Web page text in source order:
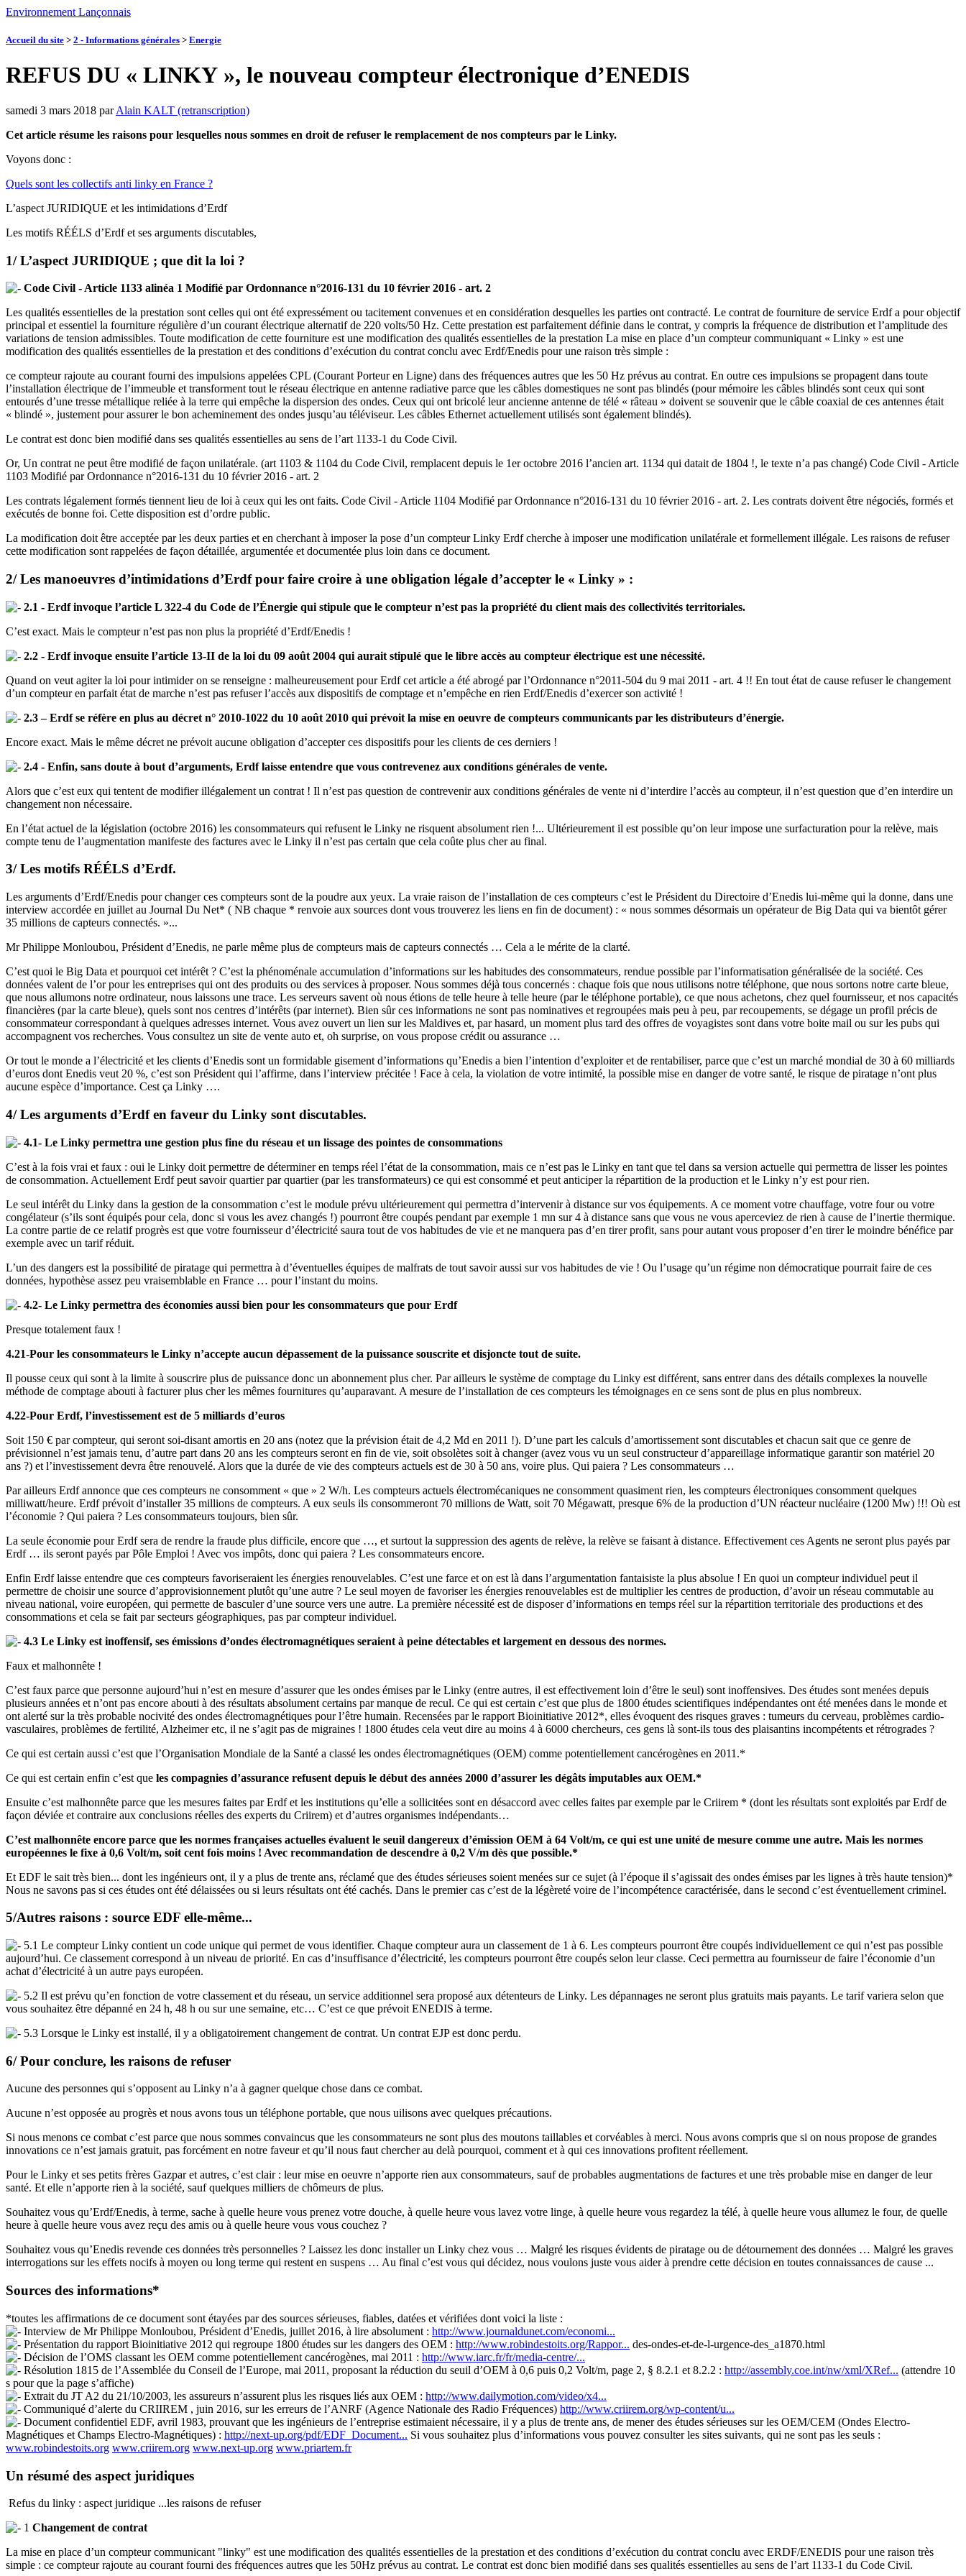
Environnement Lançonnais
Accueil du site > 2 - Informations générales > Energie
REFUS DU « LINKY », le nouveau compteur électronique d’ENEDIS
samedi 3 mars 2018 parAlain KALT (retranscription)
Cet article résume les raisons pour lesquelles nous sommes en droit de refuser le remplacement de nos compteurs par le Linky.
Voyons donc :
Quels sont les collectifs anti linky en France ?
L’aspect JURIDIQUE et les intimidations d’Erdf
Les motifs RÉÉLS d’Erdf et ses arguments discutables,
1/ L’aspect JURIDIQUE ; que dit la loi ?
Code Civil - Article 1133 alinéa 1 Modifié par Ordonnance n°2016-131 du 10 février 2016 - art. 2
Les qualités essentielles de la prestation sont celles qui ont été expressément ou tacitement convenues et en considération desquelles les parties ont contracté. Le contrat de fourniture de service Erdf a pour objectif
principal et essentiel la fourniture régulière d’un courant électrique alternatif de 220 volts/50 Hz. Cette prestation est parfaitement définie dans le contrat, y compris la fréquence de distribution et l’amplitude des
variations de tension admissibles. Toute modification de cette fourniture est une modification des qualités essentielles de la prestation La mise en place d’un compteur communiquant « Linky » est une
modification des qualités essentielles de la prestation et des conditions d’exécution du contrat conclu avec Erdf/Enedis pour une raison très simple :
ce compteur rajoute au courant fourni des impulsions appelées CPL (Courant Porteur en Ligne) dans des fréquences autres que les 50 Hz prévus au contrat. En outre ces impulsions se propagent dans toute
l’installation électrique de l’immeuble et transforment tout le réseau électrique en antenne radiative parce que les câbles domestiques ne sont pas blindés (pour mémoire les câbles blindés sont ceux qui sont
entourés d’une tresse métallique reliée à la terre qui empêche la dispersion des ondes. Ceux qui ont bricolé leur ancienne antenne de télé « râteau » doivent se souvenir que le câble coaxial de ces antennes était
« blindé », justement pour assurer le bon acheminement des ondes jusqu’au téléviseur. Les câbles Ethernet actuellement utilisés sont également blindés).
Le contrat est donc bien modifié dans ses qualités essentielles au sens de l’art 1133-1 du Code Civil.
Or, Un contrat ne peut être modifié de façon unilatérale. (art 1103 & 1104 du Code Civil, remplacent depuis le 1er octobre 2016 l’ancien art. 1134 qui datait de 1804 !, le texte n’a pas changé) Code Civil - Article
1103 Modifié par Ordonnance n°2016-131 du 10 février 2016 - art. 2
Les contrats légalement formés tiennent lieu de loi à ceux qui les ont faits. Code Civil - Article 1104 Modifié par Ordonnance n°2016-131 du 10 février 2016 - art. 2. Les contrats doivent être négociés, formés et
exécutés de bonne foi. Cette disposition est d’ordre public.
La modification doit être acceptée par les deux parties et en cherchant à imposer la pose d’un compteur Linky Erdf cherche à imposer une modification unilatérale et formellement illégale. Les raisons de refuser
cette modification sont rappelées de façon détaillée, argumentée et documentée plus loin dans ce document.
2/ Les manoeuvres d’intimidations d’Erdf pour faire croire à une obligation légale d’accepter le « Linky » :
2.1 - Erdf invoque l’article L 322-4 du Code de l’Énergie qui stipule que le compteur n’est pas la propriété du client mais des collectivités territoriales.
C’est exact. Mais le compteur n’est pas non plus la propriété d’Erdf/Enedis !
2.2 - Erdf invoque ensuite l’article 13-II de la loi du 09 août 2004 qui aurait stipulé que le libre accès au compteur électrique est une nécessité.
Quand on veut agiter la loi pour intimider on se renseigne : malheureusement pour Erdf cet article a été abrogé par l’Ordonnance n°2011-504 du 9 mai 2011 - art. 4 !! En tout état de cause refuser le changement
d’un compteur en parfait état de marche n’est pas refuser l’accès aux dispositifs de comptage et n’empêche en rien Erdf/Enedis d’exercer son activité !
2.3 – Erdf se réfère en plus au décret n° 2010-1022 du 10 août 2010 qui prévoit la mise en oeuvre de compteurs communicants par les distributeurs d’énergie.
Encore exact. Mais le même décret ne prévoit aucune obligation d’accepter ces dispositifs pour les clients de ces derniers !
2.4 - Enfin, sans doute à bout d’arguments, Erdf laisse entendre que vous contrevenez aux conditions générales de vente.
Alors que c’est eux qui tentent de modifier illégalement un contrat ! Il n’est pas question de contrevenir aux conditions générales de vente ni d’interdire l’accès au compteur, il n’est question que d’en interdire un
changement non nécessaire.
En l’état actuel de la législation (octobre 2016) les consommateurs qui refusent le Linky ne risquent absolument rien !... Ultérieurement il est possible qu’on leur impose une surfacturation pour la relève, mais
compte tenu de l’augmentation manifeste des factures avec le Linky il n’est pas certain que cela coûte plus cher au final.
3/ Les motifs RÉÉLS d’Erdf.
Les arguments d’Erdf/Enedis pour changer ces compteurs sont de la poudre aux yeux. La vraie raison de l’installation de ces compteurs c’est le Président du Directoire d’Enedis lui-même qui la donne, dans une
interview accordée en juillet au Journal Du Net* ( NB chaque * renvoie aux sources dont vous trouverez les liens en fin de document) : « nous sommes désormais un opérateur de Big Data qui va bientôt gérer
35 millions de capteurs connectés. »...
Mr Philippe Monloubou, Président d’Enedis, ne parle même plus de compteurs mais de capteurs connectés … Cela a le mérite de la clarté.
C’est quoi le Big Data et pourquoi cet intérêt ? C’est la phénoménale accumulation d’informations sur les habitudes des consommateurs, rendue possible par l’informatisation généralisée de la société. Ces
données valent de l’or pour les entreprises qui ont des produits ou des services à proposer. Nous sommes déjà tous concernés : chaque fois que nous utilisons notre téléphone, que nous sortons notre carte bleue,
que nous allumons notre ordinateur, nous laissons une trace. Les serveurs savent où nous étions de telle heure à telle heure (par le téléphone portable), ce que nous achetons, chez quel fournisseur, et nos capacités
financières (par la carte bleue), quels sont nos centres d’intérêts (par internet). Bien sûr ces informations ne sont pas nominatives et regroupées mais peu à peu, par recoupements, se dégage un profil précis de
consommateur correspondant à quelques adresses internet. Vous avez ouvert un lien sur les Maldives et, par hasard, un moment plus tard des offres de voyagistes sont dans votre boite mail ou sur les pubs qui
accompagnent vos recherches. Vous consultez un site de vente auto et, oh surprise, on vous propose crédit ou assurance …
Or tout le monde a l’électricité et les clients d’Enedis sont un formidable gisement d’informations qu’Enedis a bien l’intention d’exploiter et de rentabiliser, parce que c’est un marché mondial de 30 à 60 milliards
d’euros dont Enedis veut 20 %, c’est son Président qui l’affirme, dans l’interview précitée ! Face à cela, la violation de votre intimité, la possible mise en danger de votre santé, le risque de piratage n’ont plus
aucune espèce d’importance. Cest ça Linky ….
4/ Les arguments d’Erdf en faveur du Linky sont discutables.
4.1- Le Linky permettra une gestion plus fine du réseau et un lissage des pointes de consommations
C’est à la fois vrai et faux : oui le Linky doit permettre de déterminer en temps réel l’état de la consommation, mais ce n’est pas le Linky en tant que tel dans sa version actuelle qui permettra de lisser les pointes
de consommation. Actuellement Erdf peut savoir quartier par quartier (par les transformateurs) ce qui est consommé et peut anticiper la répartition de la production et le Linky n’y est pour rien.
Le seul intérêt du Linky dans la gestion de la consommation c’est le module prévu ultérieurement qui permettra d’intervenir à distance sur vos équipements. A ce moment votre chauffage, votre four ou votre
congélateur (s’ils sont équipés pour cela, donc si vous les avez changés !) pourront être coupés pendant par exemple 1 mn sur 4 à distance sans que vous ne vous aperceviez de rien à cause de l’inertie thermique.
La contre partie de ce relatif progrès est que votre fournisseur d’électricité saura tout de vos habitudes de vie et ne manquera pas d’en tirer profit, sans pour autant vous proposer d’en tirer le moindre bénéfice par
exemple avec un tarif réduit.
L’un des dangers est la possibilité de piratage qui permettra à d’éventuelles équipes de malfrats de tout savoir aussi sur vos habitudes de vie ! Ou l’usage qu’un régime non démocratique pourrait faire de ces
données, hypothèse assez peu vraisemblable en France … pour l’instant du moins.
4.2- Le Linky permettra des économies aussi bien pour les consommateurs que pour Erdf
Presque totalement faux !
4.21-Pour les consommateurs le Linky n’accepte aucun dépassement de la puissance souscrite et disjoncte tout de suite.
Il pousse ceux qui sont à la limite à souscrire plus de puissance donc un abonnement plus cher. Par ailleurs le système de comptage du Linky est différent, sans entrer dans des détails complexes la nouvelle
méthode de comptage abouti à facturer plus cher les mêmes fournitures qu’auparavant. A mesure de l’installation de ces compteurs les témoignages en ce sens sont de plus en plus nombreux.
4.22-Pour Erdf, l’investissement est de 5 milliards d’euros
Soit 150 € par compteur, qui seront soi-disant amortis en 20 ans (notez que la prévision était de 4,2 Md en 2011 !). D’une part les calculs d’amortissement sont discutables et chacun sait que ce genre de
prévisionnel n’est jamais tenu, d’autre part dans 20 ans les compteurs seront en fin de vie, soit obsolètes soit à changer (avez vous vu un seul constructeur d’appareillage informatique garantir son matériel 20
ans ?) et l’investissement devra être renouvelé. Alors que la durée de vie des compteurs actuels est de 30 à 50 ans, voire plus. Qui paiera ? Les consommateurs …
Par ailleurs Erdf annonce que ces compteurs ne consomment « que » 2 W/h. Les compteurs actuels électromécaniques ne consomment quasiment rien, les compteurs électroniques consomment quelques
milliwatt/heure. Erdf prévoit d’installer 35 millions de compteurs. A eux seuls ils consommeront 70 millions de Watt, soit 70 Mégawatt, presque 6% de la production d’UN réacteur nucléaire (1200 Mw) !!! Où est
l’économie ? Qui paiera ? Les consommateurs toujours, bien sûr.
La seule économie pour Erdf sera de rendre la fraude plus difficile, encore que …, et surtout la suppression des agents de relève, la relève se faisant à distance. Effectivement ces Agents ne seront plus payés par
Erdf … ils seront payés par Pôle Emploi ! Avec vos impôts, donc qui paiera ? Les consommateurs encore.
Enfin Erdf laisse entendre que ces compteurs favoriseraient les énergies renouvelables. C’est une farce et on est là dans l’argumentation fantaisiste la plus absolue ! En quoi un compteur individuel peut il
permettre de choisir une source d’approvisionnement plutôt qu’une autre ? Le seul moyen de favoriser les énergies renouvelables est de multiplier les centres de production, d’avoir un réseau commutable au
niveau national, voire européen, qui permette de basculer d’une source vers une autre. La première nécessité est de disposer d’informations en temps réel sur la répartition territoriale des productions et des
consommations et cela se fait par secteurs géographiques, pas par compteur individuel.
4.3 Le Linky est inoffensif, ses émissions d’ondes électromagnétiques seraient à peine détectables et largement en dessous des normes.
Faux et malhonnête !
C’est faux parce que personne aujourd’hui n’est en mesure d’assurer que les ondes émises par le Linky (entre autres, il est effectivement loin d’être le seul) sont inoffensives. Des études sont menées depuis
plusieurs années et n’ont pas encore abouti à des résultats absolument certains par manque de recul. Ce qui est certain c’est que plus de 1800 études scientifiques indépendantes ont été menées dans le monde et
ont alerté sur la très probable nocivité des ondes électromagnétiques pour l’être humain. Recensées par le rapport Bioinitiative 2012*, elles évoquent des risques graves : tumeurs du cerveau, problèmes cardio-
vasculaires, problèmes de fertilité, Alzheimer etc, il ne s’agit pas de migraines ! 1800 études cela veut dire au moins 4 à 6000 chercheurs, ces gens là sont-ils tous des plaisantins incompétents et rétrogrades ?
Ce qui est certain aussi c’est que l’Organisation Mondiale de la Santé a classé les ondes électromagnétiques (OEM) comme potentiellement cancérogènes en 2011.*
Ce qui est certain enfin c’est que les compagnies d’assurance refusent depuis le début des années 2000 d’assurer les dégâts imputables aux OEM.*
Ensuite c’est malhonnête parce que les mesures faites par Erdf et les institutions qu’elle a sollicitées sont en désaccord avec celles faites par exemple par le Criirem * (dont les résultats sont exploités par Erdf de
façon déviée et contraire aux conclusions réelles des experts du Criirem) et d’autres organismes indépendants…
C’est malhonnête encore parce que les normes françaises actuelles évaluent le seuil dangereux d’émission OEM à 64 Volt/m, ce qui est une unité de mesure comme une autre. Mais les normes
européennes le fixe à 0,6 Volt/m, soit cent fois moins ! Avec recommandation de descendre à 0,2 V/m dès que possible.*
Et EDF le sait très bien... dont les ingénieurs ont, il y a plus de trente ans, réclamé que des études sérieuses soient menées sur ce sujet (à l’époque il s’agissait des ondes émises par les lignes à très haute tension)*
Nous ne savons pas si ces études ont été délaissées ou si leurs résultats ont été cachés. Dans le premier cas c’est de la légèreté voire de l’incompétence caractérisée, dans le second c’est éventuellement criminel.
5/Autres raisons : source EDF elle-même...
5.1 Le compteur Linky contient un code unique qui permet de vous identifier. Chaque compteur aura un classement de 1 à 6. Les compteurs pourront être coupés individuellement ce qui n’est pas possible
aujourd’hui. Ce classement correspond à un niveau de priorité. En cas d’insuffisance d’électricité, les compteurs pourront être coupés selon leur classe. Ceci permettra au fournisseur de faire l’économie d’un
achat d’électricité à un autre pays européen.
5.2 Il est prévu qu’en fonction de votre classement et du réseau, un service additionnel sera proposé aux détenteurs de Linky. Les dépannages ne seront plus gratuits mais payants. Le tarif variera selon que
vous souhaitez être dépanné en 24 h, 48 h ou sur une semaine, etc… C’est ce que prévoit ENEDIS à terme.
5.3 Lorsque le Linky est installé, il y a obligatoirement changement de contrat. Un contrat EJP est donc perdu.
6/ Pour conclure, les raisons de refuser
Aucune des personnes qui s’opposent au Linky n’a à gagner quelque chose dans ce combat.
Aucune n’est opposée au progrès et nous avons tous un téléphone portable, que nous uilisons avec quelques précautions.
Si nous menons ce combat c’est parce que nous sommes convaincus que les consommateurs ne sont plus des moutons taillables et corvéables à merci. Nous avons compris que si on nous propose de grandes
innovations ce n’est jamais gratuit, pas forcément en notre faveur et qu’il nous faut chercher au delà pourquoi, comment et à qui ces innovations profitent réellement.
Pour le Linky et ses petits frères Gazpar et autres, c’est clair : leur mise en oeuvre n’apporte rien aux consommateurs, sauf de probables augmentations de factures et une très probable mise en danger de leur
santé. Et elle n’apporte rien à la société, sauf quelques milliers de chômeurs de plus.
Souhaitez vous qu’Erdf/Enedis, à terme, sache à quelle heure vous prenez votre douche, à quelle heure vous lavez votre linge, à quelle heure vous regardez la télé, à quelle heure vous allumez le four, de quelle
heure à quelle heure vous avez reçu des amis ou à quelle heure vous vous couchez ?
Souhaitez vous qu’Enedis revende ces données très personnelles ? Laissez les donc installer un Linky chez vous … Malgré les risques évidents de piratage ou de détournement des données … Malgré les graves
interrogations sur les effets nocifs à moyen ou long terme qui restent en suspens … Au final c’est vous qui décidez, nous voulons juste vous aider à prendre cette décision en toutes connaissances de cause ...
Sources des informations*
*toutes les affirmations de ce document sont étayées par des sources sérieuses, fiables, datées et vérifiées dont voici la liste :
Interview de Mr Philippe Monloubou, Président d’Enedis, juillet 2016, à lire absolument : http://www.journaldunet.com/economi...
Présentation du rapport Bioinitiative 2012 qui regroupe 1800 études sur les dangers des OEM : http://www.robindestoits.org/Rappor... des-ondes-et-de-l-urgence-des_a1870.html
Décision de l’OMS classant les OEM comme potentiellement cancérogènes, mai 2011 : http://www.iarc.fr/fr/media-centre/...
Résolution 1815 de l’Assemblée du Conseil de l’Europe, mai 2011, proposant la réduction du seuil d’OEM à 0,6 puis 0,2 Volt/m, page 2, § 8.2.1 et 8.2.2 : http://assembly.coe.int/nw/xml/XRef... (attendre 10
s pour que la page s’affiche)
Extrait du JT A2 du 21/10/2003, les assureurs n’assurent plus les risques liés aux OEM : http://www.dailymotion.com/video/x4...
Communiqué d’alerte du CRIIREM , juin 2016, sur les erreurs de l’ANRF (Agence Nationale des Radio Fréquences) http://www.criirem.org/wp-content/u...
Document confidentiel EDF, avril 1983, prouvant que les ingénieurs de l’entreprise estimaient nécessaire, il y a plus de trente ans, de mener des études sérieuses sur les OEM/CEM (Ondes Electro-
Magnétiques et Champs Electro-Magnétiques) : http://next-up.org/pdf/EDF_Document... Si vous souhaitez plus d’informations vous pouvez consulter les sites suivants, qui ne sont pas les seuls :
www.robindestoits.org www.criirem.org www.next-up.org www.priartem.fr
Un résumé des aspect juridiques
Refus du linky : aspect juridique ...les raisons de refuser
1 Changement de contrat
La mise en place d’un compteur communicant "linky" est une modification des qualités essentielles de la prestation et des conditions d’exécution du contrat conclu avec ERDF/ENEDIS pour une raison très
simple : ce compteur rajoute au courant fourni des fréquences autres que les 50Hz prévus au contrat. Le contrat est donc bien modifié dans ses qualités essentielles au sens de l’art 1133-1 du Code Civil.